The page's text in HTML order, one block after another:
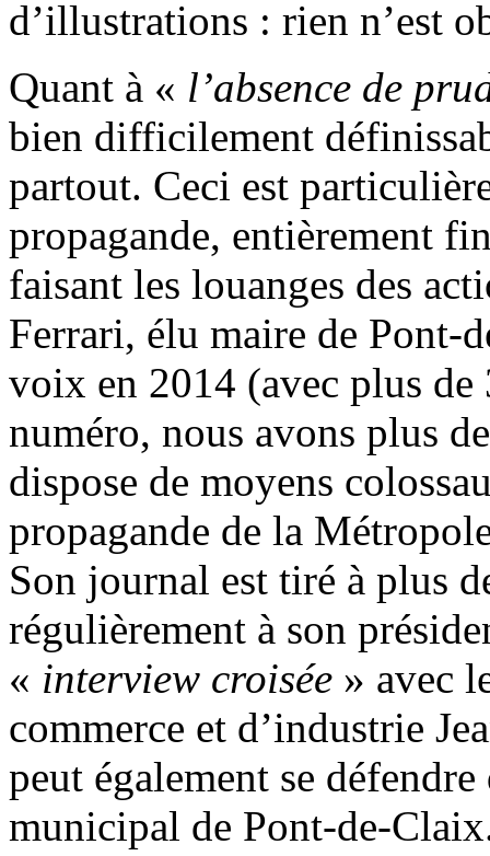
d’illustrations : rien n’est
Quant à « l’absence de
bien difficilement
partout. Ceci est
propagande, entièrement
faisant les louanges des
Ferrari, élu maire de Pont-
voix en 2014 (avec plus de
numéro, nous avons plus
dispose de moyens
propagande de la
Son journal est tiré à plus
régulièrement à son
« interview croisée » avec
commerce et d’industrie
peut également se
municipal de Pont-de-